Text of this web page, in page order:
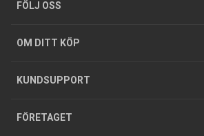
FÖLJ OSS
OM DITT KÖP
Integritetspolicy
GDPR
KUNDSUPPORT
Köpguider
Varumärken
FÖRETAGET
Hållbarhet
Jobba hos oss
Press